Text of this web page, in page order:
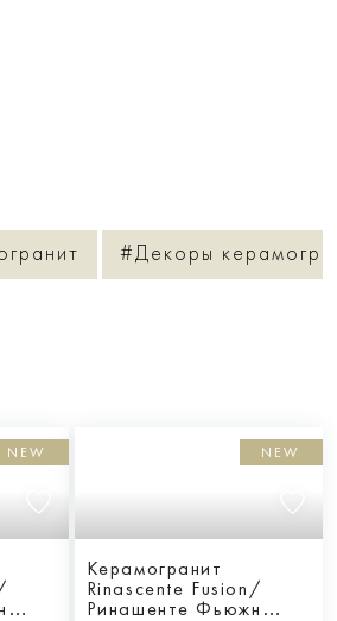
#Декоры
NEW NEW
Керамогранит
Rinascente Fusion/
Ринашенте Фьюжн